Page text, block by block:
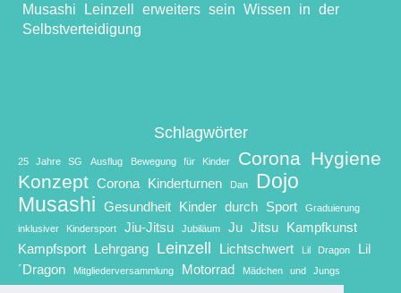
Musashi Leinzell erweiters sein Wissen in der
Selbstverteidigung
Schlagwörter
25 Jahre SG Ausflug Bewegung für Kinder
Corona Hygiene
Konzept Corona Kinderturnen Dan
Dojo
Musashi Gesundheit Kinder durch Sport
Graduierung
inklusiver Kindersport
Jiu-Jitsu Jubiläum Ju Jitsu Kampfkunst
Kampfsport Lehrgang Leinzell Lichtschwert Lil Dragon
Lil
´Dragon
Mitgliederversammlung Motorrad
Mädchen und Jungs